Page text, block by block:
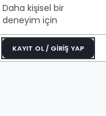
Daha kişisel bir
deneyim için
KAYIT OL / GİRİŞ YAP